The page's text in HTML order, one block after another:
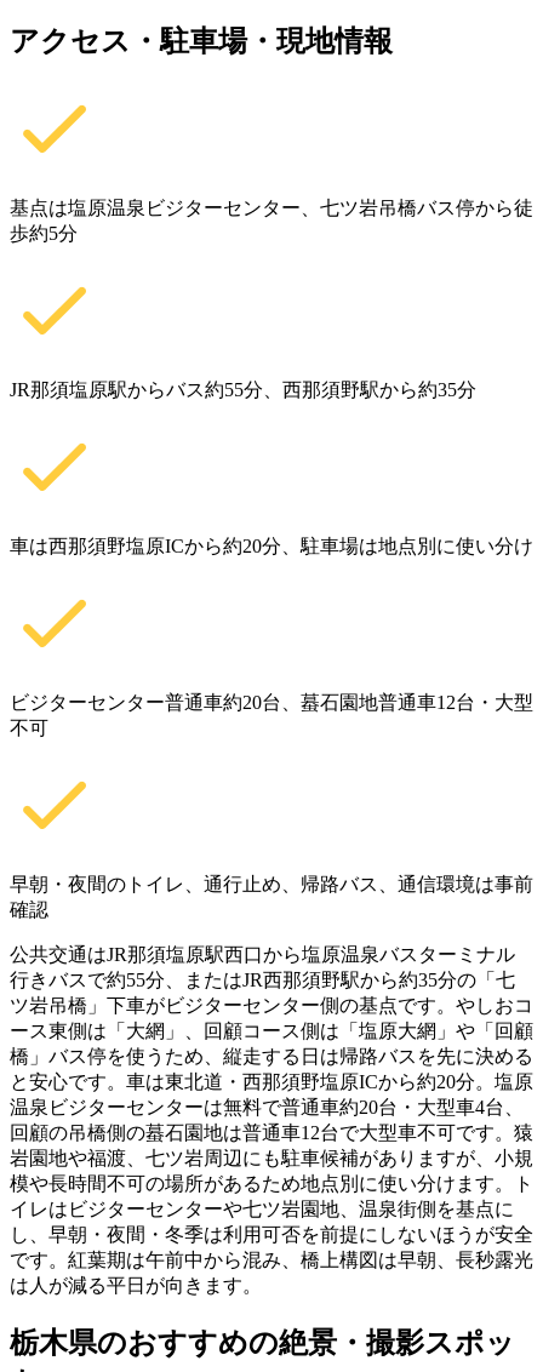
アクセス・駐車場・現地情報
基点は塩原温泉ビジターセンター、七ツ岩吊橋バス停から徒
歩約5分
JR那須塩原駅からバス約55分、西那須野駅から約35分
車は西那須野塩原ICから約20分、駐車場は地点別に使い分け
ビジターセンター普通車約20台、蟇石園地普通車12台・大型
不可
早朝・夜間のトイレ、通行止め、帰路バス、通信環境は事前
確認
公共交通はJR那須塩原駅西口から塩原温泉バスターミナル
行きバスで約55分、またはJR西那須野駅から約35分の「七
ツ岩吊橋」下車がビジターセンター側の基点です。やしおコ
ース東側は「大網」、回顧コース側は「塩原大網」や「回顧
橋」バス停を使うため、縦走する日は帰路バスを先に決める
と安心です。車は東北道・西那須野塩原ICから約20分。塩原
温泉ビジターセンターは無料で普通車約20台・大型車4台、
回顧の吊橋側の蟇石園地は普通車12台で大型車不可です。猿
岩園地や福渡、七ツ岩周辺にも駐車候補がありますが、小規
模や長時間不可の場所があるため地点別に使い分けます。ト
イレはビジターセンターや七ツ岩園地、温泉街側を基点に
し、早朝・夜間・冬季は利用可否を前提にしないほうが安全
です。紅葉期は午前中から混み、橋上構図は早朝、長秒露光
は人が減る平日が向きます。
栃木県のおすすめの絶景・撮影スポッ